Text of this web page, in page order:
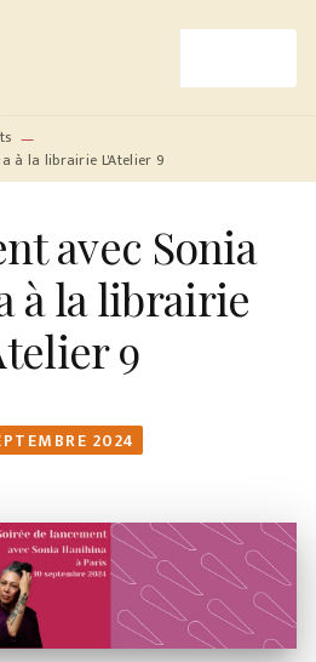
—
à la librairie L'Atelier 9
avec Sonia
à la librairie
9
2024